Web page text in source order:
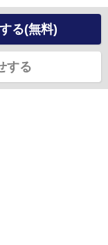
る(無料)
する